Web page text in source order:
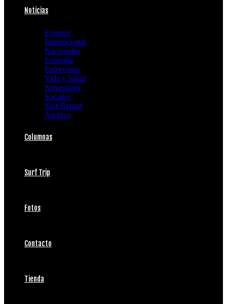
Noticias
Eventos
Internacional
Nacionales
Ecología
Entrevistas
Vida y Salud
Novedades
Sociales
Surf Report
Archivo
Columnas
Surf Trip
Fotos
Contacto
Tienda